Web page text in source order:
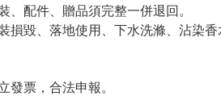
配件、贈品須完整一併退回。
毀、落地使用、下水洗滌、沾染香
票，合法申報。